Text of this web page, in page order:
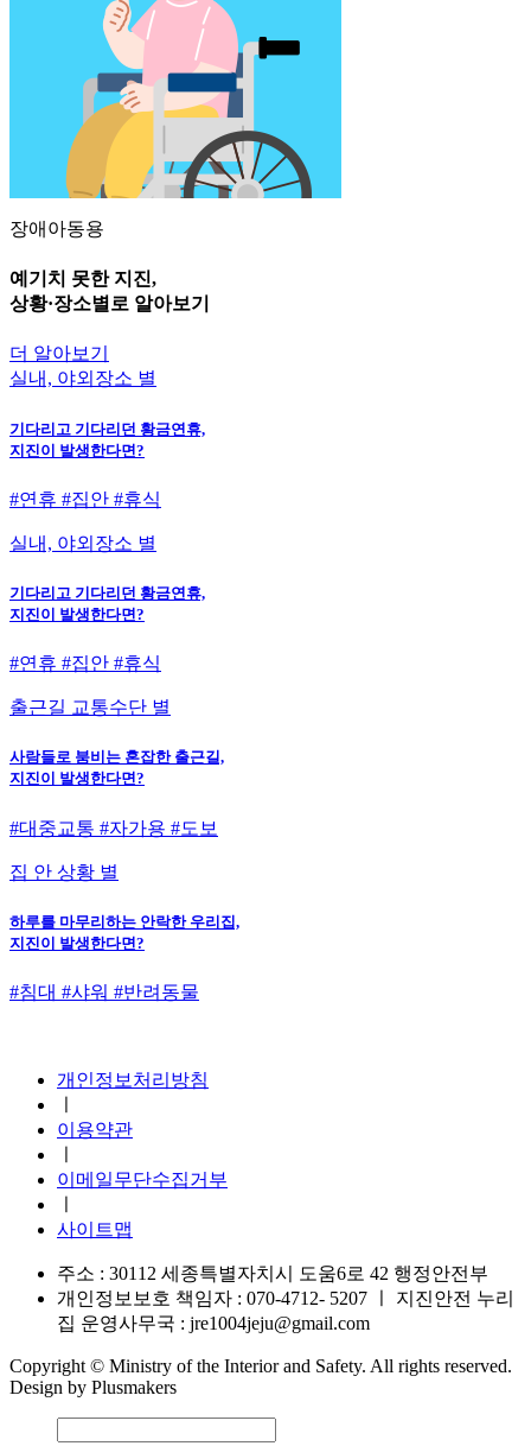
장애아동용
예기치 못한 지진,
상황·장소별 로 알아보기
더 알아보기
실내, 야외장소 별
기다리고 기다리던 황금연휴,
지진이 발생한다면?
#연휴 #집안 #휴식
실내, 야외장소 별
기다리고 기다리던 황금연휴,
지진이 발생한다면?
#연휴 #집안 #휴식
출근길 교통수단 별
사람들로 붐비는 혼잡한 출근길,
지진이 발생한다면?
#대중교통 #자가용 #도보
집 안 상황 별
하루를 마무리하는 안락한 우리집,
지진이 발생한다면?
#침대 #샤워 #반려동물
개인정보처리방침
이용약관
이메일무단수집거부
사이트맵
주소 : 30112 세종특별자치시 도움6로 42 행정안전부
개인정보보호 책임자 : 070-4712- 5207
지진안전 누리
집 운영사무국 : jre1004jeju@gmail.com
Copyright © Ministry of the Interior and Safety. All rights reserved.
Design by Plusmakers